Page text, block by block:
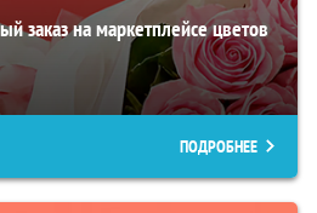
заказ на маркетплейсе цветов
ПОДРОБНЕЕ